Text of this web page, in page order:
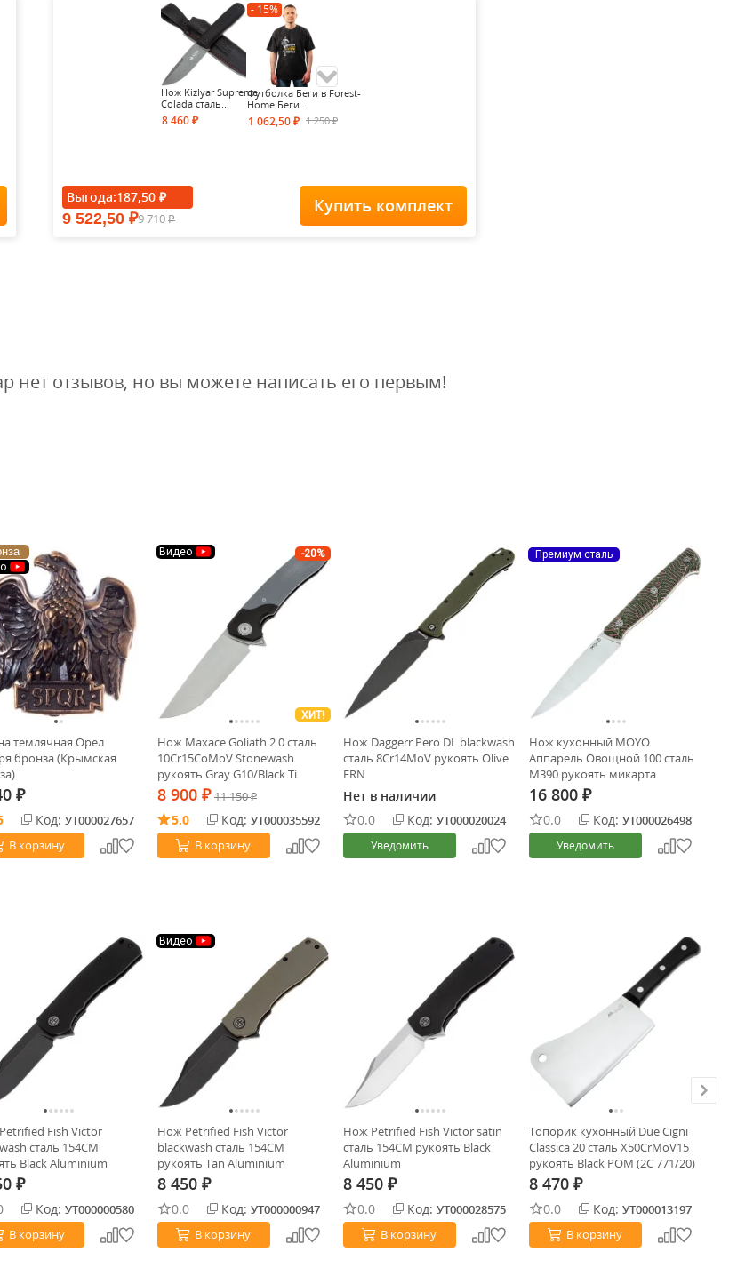
Нож Kizlyar Supreme
Colada сталь...
8 460 ₽
- 15%
Футболка Беги в Forest-
Home Беги...
1 062,50 ₽ 1 250₽
Футболка Forest-Home Staff
Выгода:187,50 ₽
9 522,50 ₽9 710₽
Купить комплект
нет отзывов, но вы можете написать его первым!
темлячная Орел
бронза (Крымская
₽
Код: УТ000027657
В корзину
-20%
Видео
ХИТ!
Нож Maxace Goliath 2.0 cталь
10Cr15CoMoV Stonewash
рукоять Gray G10/Black Ti
8 900 ₽ 11 150₽
5.0 Код: УТ000035592
В корзину
Нож Daggerr Pero DL blackwash
сталь 8Cr14MoV рукоять Olive
FRN
Нет в наличии
0.0
Код: УТ000020024
Уведомить
Премиум сталь
Нож кухонный MOYO
Аппарель Овощной 100 сталь
M390 рукоять микарта
Сrazyfiber
16 800 ₽
0.0 Код: УТ000026498
Уведомить
Fish Victor
сталь 154CM
Black Aluminium
₽
Код: УТ000000580
В корзину
Видео
Нож Petrified Fish Victor
blackwash сталь 154CM
рукоять Tan Aluminium
8 450 ₽
0.0 Код: УТ000000947
В корзину
Нож Petrified Fish Victor satin
сталь 154CM рукоять Black
Aluminium
8 450 ₽
0.0 Код: УТ000028575
В корзину
Топорик кухонный Due Cigni
Classica 20 cталь X50CrMoV15
рукоять Black POM (2C 771/20)
8 470 ₽
0.0 Код: УТ000013197
В корзину